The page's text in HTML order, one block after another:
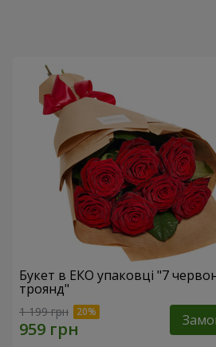
Букет в ЕКО упаковці "7
троянд"
1 199 грн